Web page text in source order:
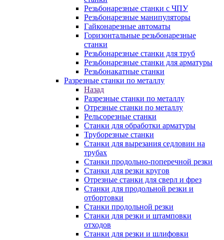
Резьбонарезные станки с ЧПУ
Резьбонарезные манипуляторы
Гайконарезные автоматы
Горизонтальные резьбонарезные
станки
Резьбонарезные станки для труб
Резьбонарезные станки для арматуры
Резьбонакатные станки
Разрезные станки по металлу
Назад
Разрезные станки по металлу
Отрезные станки по металлу
Рельсорезные станки
Станки для обработки арматуры
Труборезные станки
Станки для вырезания седловин на
трубаx
Станки продольно-поперечной резки
Станки для резки кругов
Отрезные станки для сверл и фрез
Станки для продольной резки и
отбортовки
Станки продольной резки
Станки для резки и штамповки
отходов
Станки для резки и шлифовки